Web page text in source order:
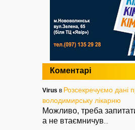
Коментарі
Virus в Розсекречуємо дані
володимирську лікарню
Можливо, треба
а не втаємничув